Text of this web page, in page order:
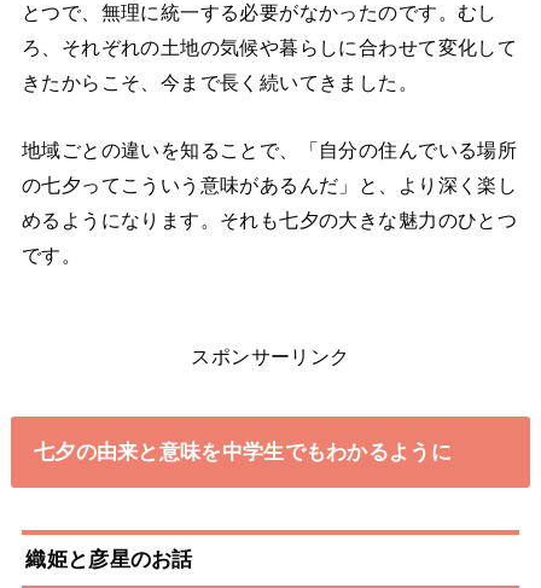
とつで、無理に統一する必要がなかったのです。むし
ろ、それぞれの土地の気候や暮らしに合わせて変化して
きたからこそ、今まで長く続いてきました。
地域ごとの違いを知ることで、「自分の住んでいる場所
の七夕ってこういう意味があるんだ」と、より深く楽し
めるようになります。それも七夕の大きな魅力のひとつ
です。
スポンサーリンク
七夕の由来と意味を中学生でもわかるように
織姫と彦星のお話